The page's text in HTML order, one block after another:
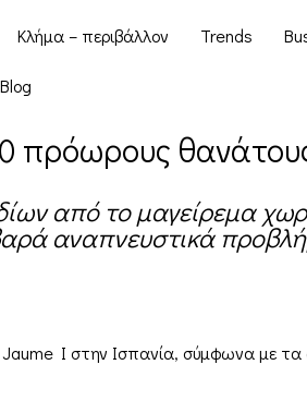
Κλήμα – περιβάλλον Trends
πρόωρους
από το μαγείρεμα
αναπνευστικά
Jaume I στην Ισπανία, σύμφωνα με